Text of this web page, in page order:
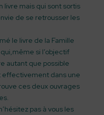
livre mais qui sont sortis
de se retrousser les
le livre de la Famille
si l’objectif
autant que possible
effectivement dans une
ces deux ouvrages
pas à vous les